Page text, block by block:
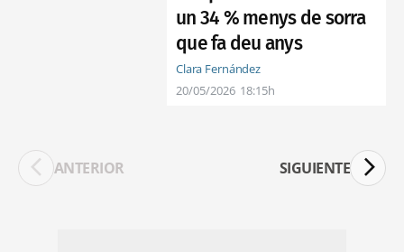
un 34 % menys de sorra
que fa deu anys
Clara Fernández
20/05/2026 18:15h
ANTERIOR SIGUIENTE